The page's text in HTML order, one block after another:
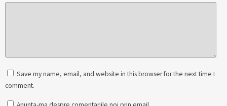
Save my name, email, and website in this browser for the next time I
comment.